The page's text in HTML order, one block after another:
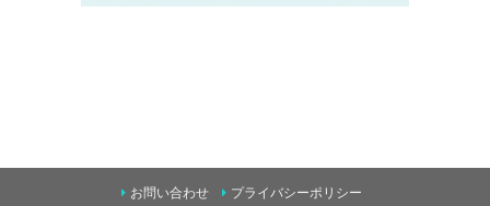
お問い合わせ プライバシーポリシー